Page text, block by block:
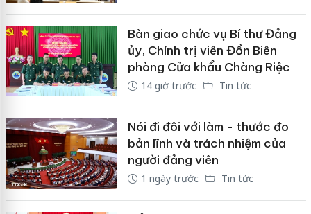
Bàn giao chức vụ Bí thư Đảng
ủy, Chính trị viên Đồn Biên
phòng Cửa khẩu Chàng Riệc
14 giờ trước Tin tức
Nói đi đôi với làm - thước đo
bản lĩnh và trách nhiệm của
người đảng viên
1 ngày trước Tin tức